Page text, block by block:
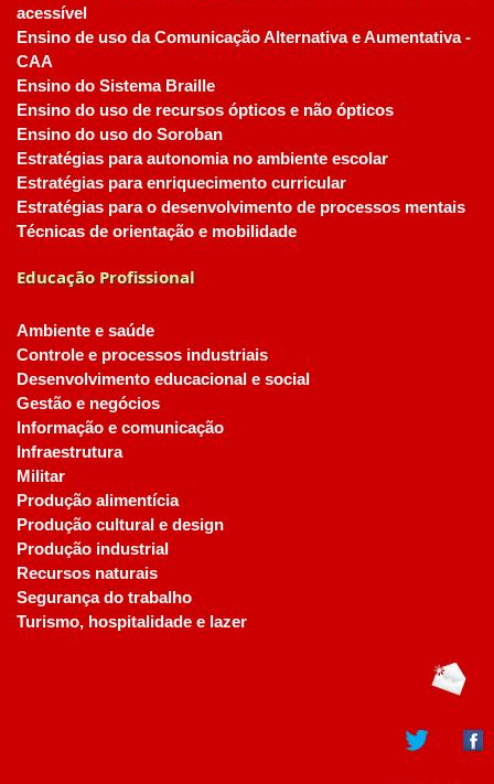
acessível
Ensino de uso da Comunicação Alternativa e Aumentativa -
CAA
Ensino do Sistema Braille
Ensino do uso de recursos ópticos e não ópticos
Ensino do uso do Soroban
Estratégias para autonomia no ambiente escolar
Estratégias para enriquecimento curricular
Estratégias para o desenvolvimento de processos mentais
Técnicas de orientação e mobilidade
Educação Profissional
Ambiente e saúde
Controle e processos industriais
Desenvolvimento educacional e social
Gestão e negócios
Informação e comunicação
Infraestrutura
Militar
Produção alimentícia
Produção cultural e design
Produção industrial
Recursos naturais
Segurança do trabalho
Turismo, hospitalidade e lazer